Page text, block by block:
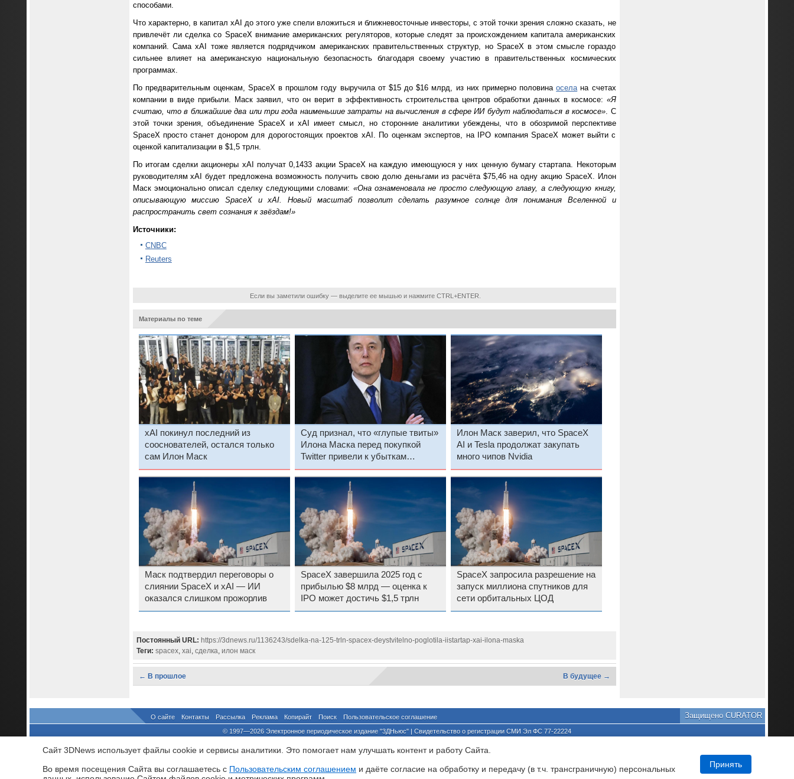
способами.
Что характерно, в капитал xAI до этого уже спели вложиться и ближневосточные инвесторы, с этой точки зрения сложно сказать, не
привлечёт ли сделка со SpaceX внимание американских регуляторов, которые следят за происхождением капитала американских
компаний. Сама xAI тоже является подрядчиком американских правительственных структур, но SpaceX в этом смысле гораздо
сильнее влияет на американскую национальную безопасность благодаря своему участию в правительственных космических
программах.
По предварительным оценкам, SpaceX в прошлом году выручила от $15 до $16 млрд, из них примерно половинаоселана счетах
компании в виде прибыли. Маск заявил, что он верит в эффективность строительства центров обработки данных в космосе: «Я
считаю, что в ближайшие два или три года наименьшие затраты на вычисления в сфере ИИ будут наблюдаться в космосе». С
этой точки зрения, объединение SpaceX и xAI имеет смысл, но сторонние аналитики убеждены, что в обозримой перспективе
SpaceX просто станет донором для дорогостоящих проектов xAI. По оценкам экспертов, на IPO компания SpaceX может выйти с
оценкой капитализации в $1,5 трлн.
По итогам сделки акционеры xAI получат 0,1433 акции SpaceX на каждую имеющуюся у них ценную бумагу стартапа. Некоторым
руководителям xAI будет предложена возможность получить свою долю деньгами из расчёта $75,46 на одну акцию SpaceX. Илон
Маск эмоционально описал сделку следующими словами: «Она ознаменовала не просто следующую главу, а следующую книгу,
описывающую миссию SpaceX иxAI. Новый масштаб позволит сделать разумное солнце для понимания Вселенной и
распространить свет сознания к звёздам!»
Источники:
CNBC
Reuters
Если вы заметили ошибку — выделите ее мышью и нажмите CTRL+ENTER.
Материалы по теме
xAI покинул последний из
сооснователей, остался только
сам Илон Маск
Суд признал, что «глупые твиты»
Илона Маска перед покупкой
Twitter привели к убыткам
инвесторов
Илон Маск заверил, что SpaceX
AI и Tesla продолжат закупать
много чипов Nvidia
Маск подтвердил переговоры о
слиянии SpaceX и xAI — ИИ
оказался слишком прожорлив
SpaceX завершила 2025 год с
прибылью $8 млрд — оценка к
IPO может достичь $1,5 трлн
SpaceX запросила разрешение на
запуск миллиона спутников для
сети орбитальных ЦОД
Постоянный URL: https://3dnews.ru/1136243/sdelka-na-125-trln-spacex-deystvitelno-poglotila-iistartap-xai-ilona-maska
Теги: spacex, xai, сделка, илон маск
← В прошлое В будущее →
О сайте Контакты Рассылка Реклама Копирайт Поиск Пользовательское соглашение Защищено CURATOR
© 1997—2026 Электронное периодическое издание "3ДНьюс" | Свидетельство о регистрации СМИ Эл ФС 77-22224
При цитировании документа ссылка на сайт с указанием автора обязательна. Полное заимствование документа является нарушением
Сайт 3DNews использует файлы cookie и сервисы аналитики. Это помогает нам улучшать контент и работу Cайта.
Во время посещения Cайта вы соглашаетесь с Пользовательским соглашением и даёте согласие на обработку и передачу (в т.ч. трансграничную) персональных
Принять